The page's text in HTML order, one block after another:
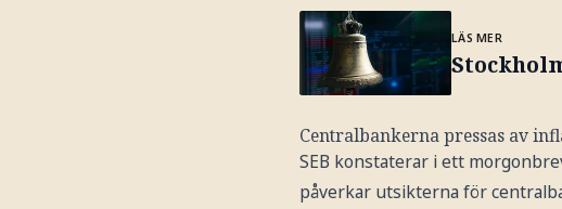
LÄS MER
Centralbankerna pressas av
SEB konstaterar i ett
påverkar utsikterna för